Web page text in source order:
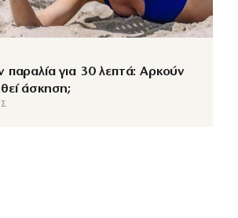
παραλία για 30 λεπτά: Αρκούν
άσκηση;